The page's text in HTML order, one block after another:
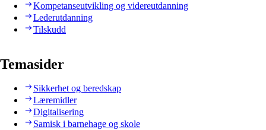
Kompetanseutvikling og videreutdanning
Lederutdanning
Tilskudd
Temasider
Sikkerhet og beredskap
Læremidler
Digitalisering
Samisk i barnehage og skole